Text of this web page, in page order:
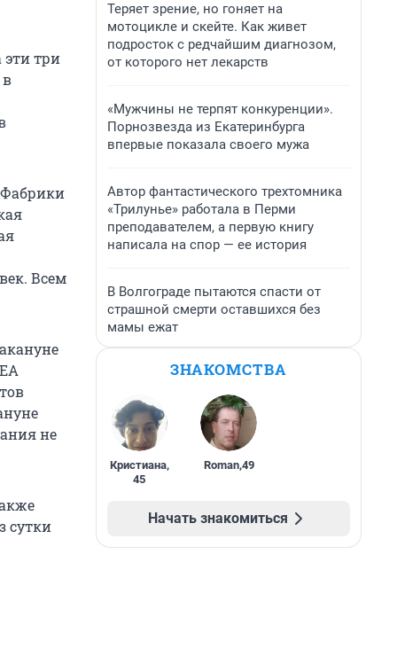
эти три
Фабрики
Всем
не
сутки
Теряет зрение, но гоняет на
мотоцикле и скейте. Как живет
подросток с редчайшим диагнозом,
от которого нет лекарств
«Мужчины не терпят конкуренции».
Порнозвезда из Екатеринбурга
впервые показала своего мужа
Автор фантастического трехтомника
«Трилунье» работала в Перми
преподавателем, а первую книгу
написала на спор — ее история
В Волгограде пытаются спасти от
страшной смерти оставшихся без
мамы ежат
ЗНАКОМСТВА
Кристиана,
45
Roman,49
Начать знакомиться